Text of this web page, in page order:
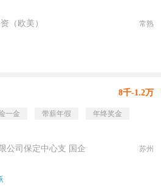
（欧美） 常熟
8千-1.2万
一金 带薪年假
年终奖金
公司保定中心支 国企 苏州